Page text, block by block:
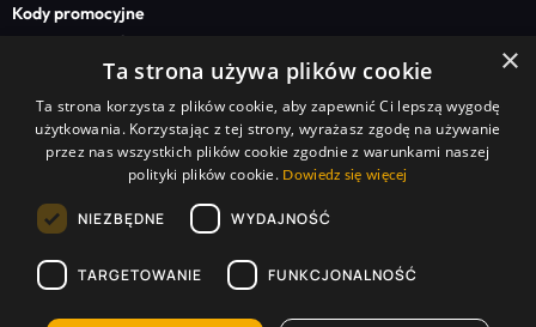
Kody promocyjne
Bonusy powitalne
Newsy bukmacherskie
Na start
Superbet kod promocyjny
STS kod promocyjny
BETFAN kod promocyjny
TOTALbet kod promocyjny
Sponsorzy serwisu:
TOTALbet Zakłady Bukmacherskie Sp. z o.o. | BETFAN Zakłady Bukmacherskie Polska Sp. z
×
Ta strona używa plików cookie
Ta strona korzysta z plików cookie, aby zapewnić Ci lepszą wygodę
użytkowania. Korzystając z tej strony, wyrażasz zgodę na używanie
przez nas wszystkich plików cookie zgodnie z warunkami naszej
polityki plików cookie. Dowiedz się więcej
NIEZBĘDNE WYDAJNOŚĆ
TARGETOWANIE FUNKCJONALNOŚĆ